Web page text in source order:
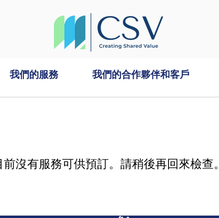
我們的服務 我們的合作夥伴和客戶
前沒有服務可供預訂。請稍後再回來檢查。